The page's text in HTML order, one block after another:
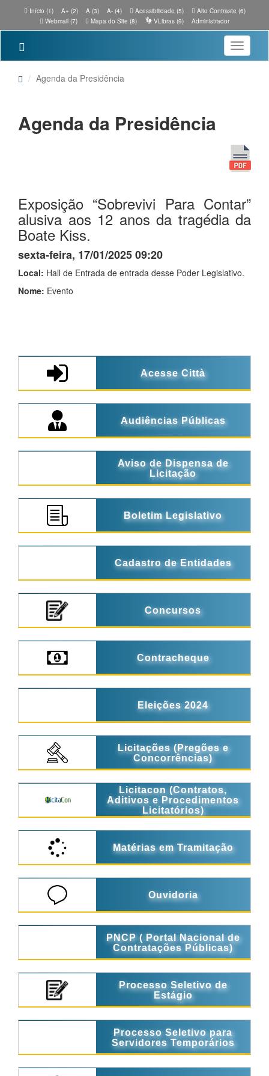
Início (1) A+ (2) A (3) A- (4) Acessibilidade (5)
Alto Contraste (6)
Webmail (7)
Mapa do Site (8) VLibras (9) Administrador
Toggle
Agenda da Presidência
Agenda da Presidência
Exposição “Sobrevivi Para Contar”
alusiva aos 12 anos da tragédia da
Boate Kiss.
sexta-feira, 17/01/2025 09:20
Local: Hall de Entrada de entrada desse Poder Legislativo.
Nome: Evento
Acesse Città
Audiências Públicas
Aviso de Dispensa de
Licitação
Boletim Legislativo
Cadastro de Entidades
Concursos
Contracheque
Eleições 2024
Licitações (Pregões e
Concorrências)
Licitacon (Contratos,
Aditivos e Procedimentos
Licitatórios)
Matérias em Tramitação
Ouvidoria
PNCP ( Portal Nacional de
Contratações Públicas)
Processo Seletivo de
Estágio
Processo Seletivo para
Servidores Temporários